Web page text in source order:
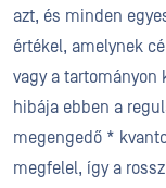
azt, és minden
értékel, amelynek
vagy a tartományon
hibája ebben a
megengedő *
megfelel, így a